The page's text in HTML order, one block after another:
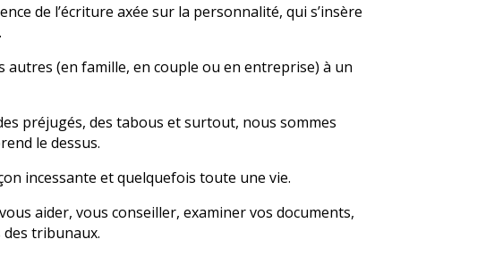
de l’écriture axée sur la personnalité, qui s’insère
autres (en famille, en couple ou en entreprise) à un
préjugés, des tabous et surtout, nous sommes
le dessus.
incessante et quelquefois toute une vie.
aider, vous conseiller, examiner vos documents,
tribunaux.